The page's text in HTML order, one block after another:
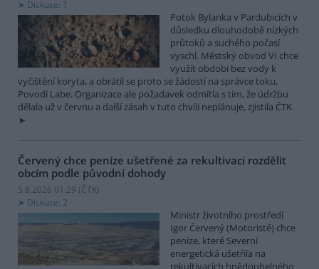
Diskuse: 1
Potok Bylanka v Pardubicích v
důsledku dlouhodobě nízkých
průtoků a suchého počasí
vyschl. Městský obvod VI chce
využít období bez vody k
vyčištění koryta, a obrátil se proto se žádostí na správce toku,
Povodí Labe. Organizace ale požadavek odmítla s tím, že údržbu
dělala už v červnu a další zásah v tuto chvíli neplánuje, zjistila ČTK.
Červený chce peníze ušetřené za rekultivaci rozdělit
obcím podle původní dohody
5.8.2026 01:29 (ČTK)
Diskuse: 2
Ministr životního prostředí
Igor Červený (Motoristé) chce
peníze, které Severní
energetická ušetřila na
rekultivacích hnědouhelného